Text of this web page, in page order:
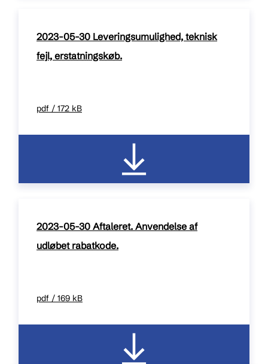
2023-05-30 Leveringsumulighed, teknisk
fejl, erstatningskøb.
pdf / 172 kB
2023-05-30 Aftaleret. Anvendelse af
udløbet rabatkode.
pdf / 169 kB